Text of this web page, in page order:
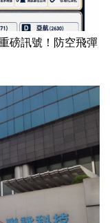
磅訊號！防空飛彈